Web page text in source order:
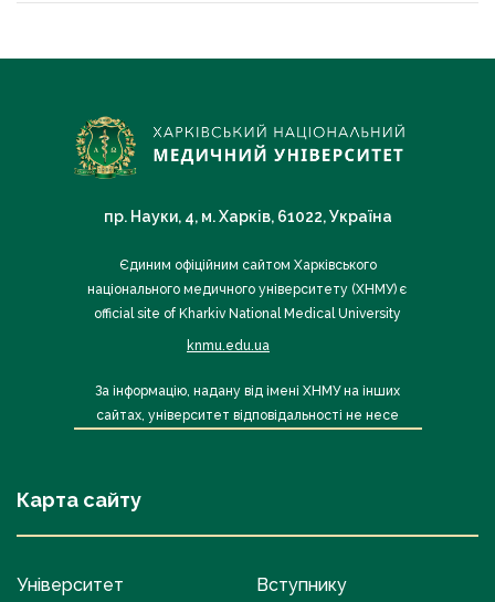
пр. Науки, 4, м. Харків, 61022, Україна
Єдиним офіційним сайтом Харківського
національного медичного університету (ХНМУ) є
official site of Kharkiv National Medical University
knmu.edu.ua
За інформацію, надану від імені ХНМУ на інших
сайтах, університет відповідальності не несе
Карта сайту
Університет Вступнику